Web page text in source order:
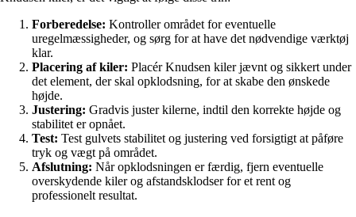
Forberedelse: Kontroller området for eventuelle
uregelmæssigheder, og sørg for at have det nødvendige værktøj
klar.
Placering af kiler: Placér Knudsen kiler jævnt og sikkert under
det element, der skal opklodsning, for at skabe den ønskede
højde.
Justering: Gradvis juster kilerne, indtil den korrekte højde og
stabilitet er opnået.
Test: Test gulvets stabilitet og justering ved forsigtigt at påføre
tryk og vægt på området.
Afslutning: Når opklodsningen er færdig, fjern eventuelle
overskydende kiler og afstandsklodser for et rent og
professionelt resultat.